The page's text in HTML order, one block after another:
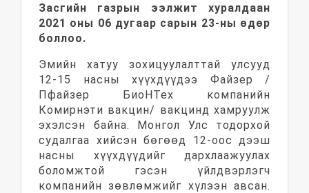
Засгийн газрын ээлжит хуралдаан
2021 оны 06 дугаар сарын 23-ны өдөр
боллоо.
Эмийн хатуу зохицуулалттай улсууд
12-15 насны хүүхдүүдээ Файзер /
Пфайзер БиоНТех компанийн
Комирнэти вакцин/ вакцинд хамруулж
эхэлсэн байна. Монгол Улс тодорхой
судалгаа хийсэн бөгөөд 12-оос дээш
насны хүүхдүүдийг дархлаажуулах
боломжтой гэсэн үйлдвэрлэгч
компанийн зөвлөмжийг хүлээн авсан.